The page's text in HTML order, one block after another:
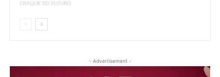
CRAQUE DO FUTURO
- Advertisement -